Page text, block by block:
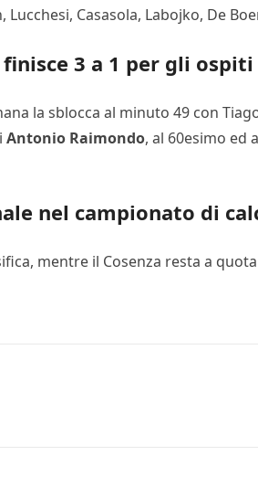
Casasola, Labojko, De
3 a 1 per gli
la sblocca al minuto 49 con
Antonio Raimondo, al 60esimo ed
nel campionato di
mentre il Cosenza resta a